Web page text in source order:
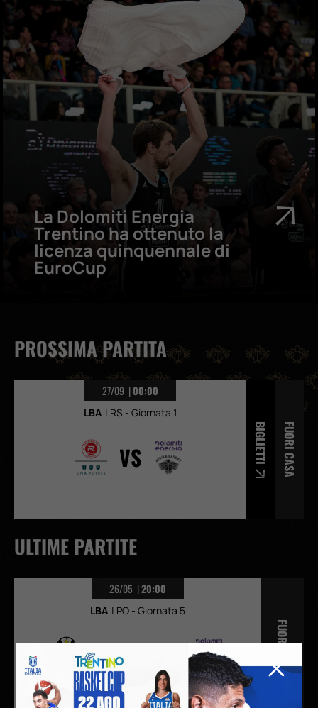
La Dolomiti Energia
Trentino ha ottenuto la
licenza quinquennale di
EuroCup
PROSSIMA PARTITA
LBA RS - Giornata 1
27/09 00:00
UNA Hotels Reggio Emilia
VS Dolomiti Energia Trento BIGLIETTI FUORI CASA
ULTIME PARTITE
LBA PO - Giornata 5
26/05 20:00
Virtus Olidata Bologna
106 Dolomiti Energia Trento
FUORI CASA